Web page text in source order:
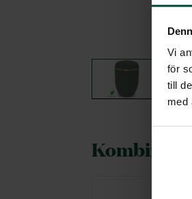
Vi
för
till
med